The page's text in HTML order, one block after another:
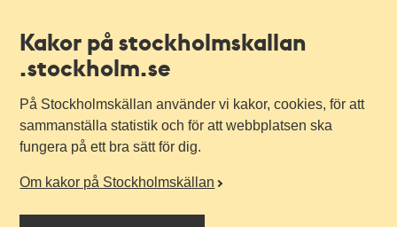
Kakor på stockholmskallan
.stockholm.se
På Stockholmskällan använder vi kakor, cookies, för att
sammanställa statistik och för att webbplatsen ska
fungera på ett bra sätt för dig.
Om kakor på Stockholmskällan